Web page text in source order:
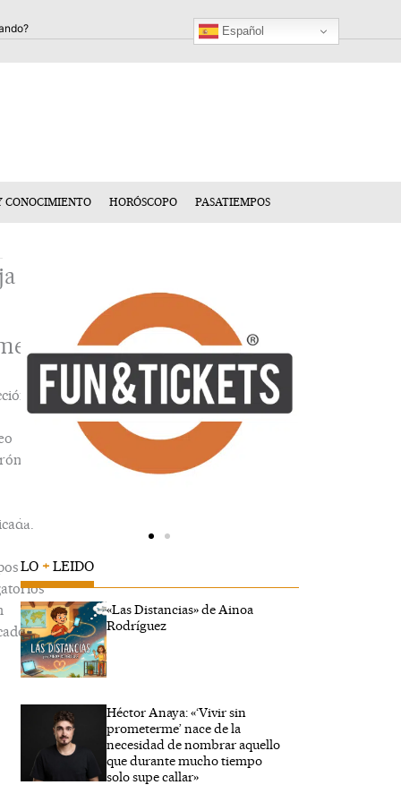
Español
CONOCIMIENTO HORÓSCOPO PASATIEMPOS
LO +LEIDO
«Las Distancias» de Ainoa
Rodríguez
Héctor Anaya: «‘Vivir sin
prometerme’ nace de la
necesidad de nombrar aquello
que durante mucho tiempo
solo supe callar»